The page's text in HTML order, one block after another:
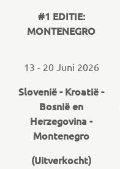
#1 EDITIE:
MONTENEGRO
13 - 20 Juni 2026
Slovenië - Kroatië -
Bosnië en
Herzegovina -
Montenegro
(Uitverkocht)